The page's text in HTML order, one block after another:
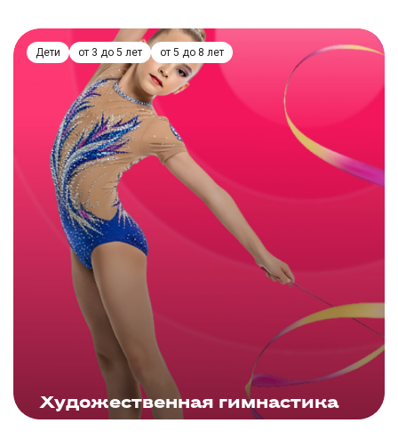
Дети от 3 до 5 лет от 5 до 8 лет
Художественная гимнастика
ЗАПИСАТЬСЯ